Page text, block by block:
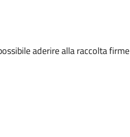
aderire alla raccolta firme